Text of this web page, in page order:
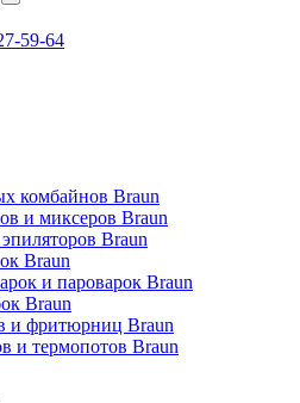
59-64
комбайнов Braun
и миксеров Braun
Braun
Braun
и пароварок Braun
Braun
и фритюрниц Braun
и термопотов Braun